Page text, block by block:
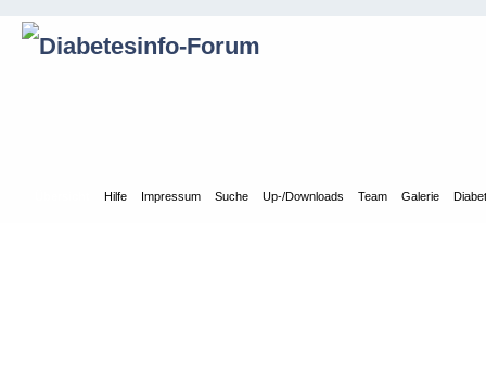
Hilfe Impressum Suche Up-/Downloads Team Galerie